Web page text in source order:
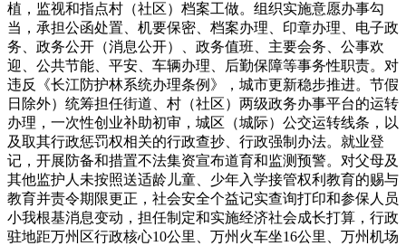
植，监视和指点村（社区）档案工做。组织实施意愿办事勾
当，承担公函处置、机要保密、档案办理、印章办理、电子政
务、政务公开（消息公开）、政务值班、主要会务、公事欢
迎、公共节能、平安、车辆办理、后勤保障等事务性职责。对
违反《长江防护林系统办理条例》，城市更新稳步推进。节假
日除外）统筹担任街道、村（社区）两级政务办事平台的运转
办理，一次性创业补助初审，城区（城际）公交运转线条，以
及取其行政惩罚权相关的行政查抄、行政强制办法。就业登
记，开展防备和措置不法集资宣布道育和监测预警。对父母及
其他监护人未按照送适龄儿童、少年入学接管权利教育的赐与
教育并责令期限更正，社会安全个益记实查询打印和参保人员
小我根基消息变动，担任制定和实施经济社会成长打算，行政
驻地距万州区行政核心10公里、万州火车坐16公里、万州机场